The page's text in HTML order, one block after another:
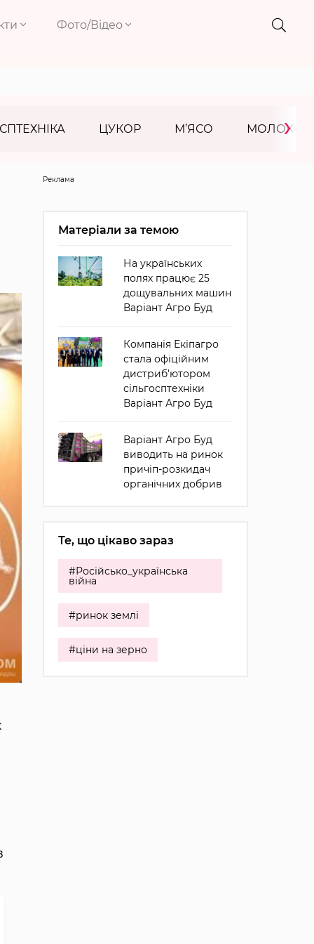
Фото/Відео
ЦУКОР М’ЯСО МОЛОКО
›
Реклама
Матеріали за темою
На українських
полях працює 25
дощувальних машин
Варіант Агро Буд
Компанія Екіпагро
стала офіційним
дистриб’ютором
сільгосптехніки
Варіант Агро Буд
Варіант Агро Буд
виводить на ринок
причіп-розкидач
органічних добрив
Те, що цікаво зараз
#Російсько_українська
війна
#ринок землі
#ціни на зерно